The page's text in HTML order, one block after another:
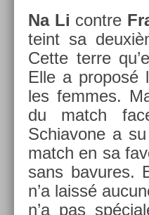
Na Li con­tre
teint sa
Cette terre
Elle a pro­posé
les fem­mes.
du match
Schiavone a
match en sa
sans bavures.
n’a laissé
n’a pas